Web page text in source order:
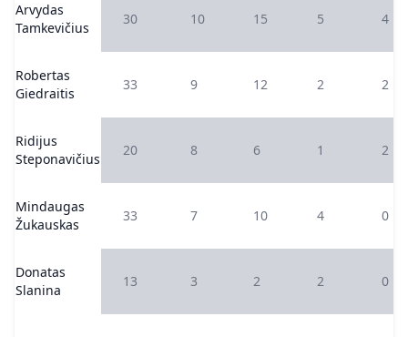
Arvydas
Tamkevičius
30 10 15 5 4
Robertas
Giedraitis
33 9 12 2 2
Ridijus
Steponavičius
20 8 6 1 2
Mindaugas
Žukauskas
33 7 10 4 0
Donatas
Slanina
13 3 2 2 0